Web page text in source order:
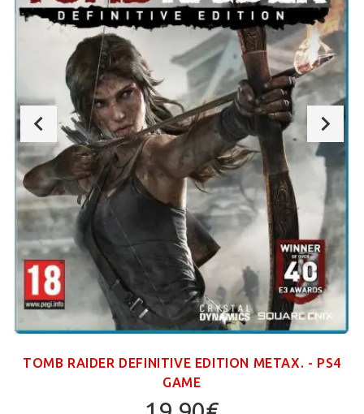
TOMB RAIDER DEFINITIVE EDITION ΜΕΤΑΧ. - PS4
GAME